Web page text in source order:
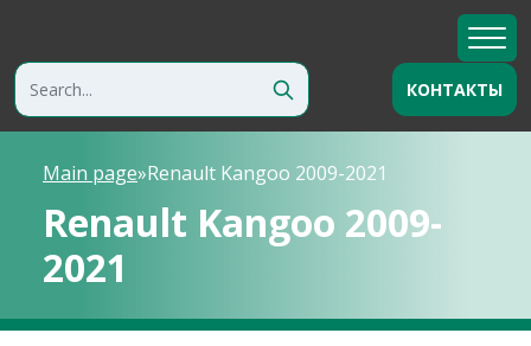
КОНТАКТЫ
Main page»Renault Kangoo 2009-2021
Renault Kangoo 2009-
2021